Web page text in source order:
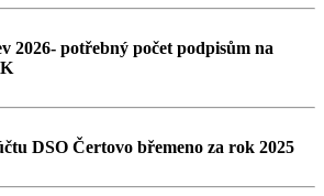
2026- potřebný počet podpisům na
DSO Čertovo břemeno za rok 2025